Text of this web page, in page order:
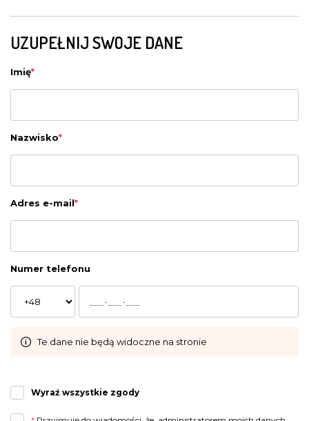
UZUPEŁNIJ SWOJE DANE
Imię*
Nazwisko*
Adres e-mail*
Numer telefonu
Te dane nie będą widoczne na stronie
Wyraź wszystkie zgody